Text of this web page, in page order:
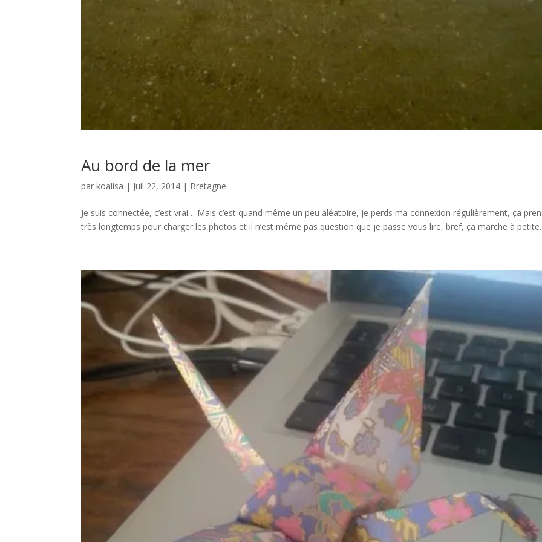
Au bord de la mer
parkoalisa | Juil 22, 2014 | Bretagne
Je suis connectée, c’est vrai… Mais c’est quand même un peu aléatoire, je perds ma connexion régulièrement, ça
très longtemps pour charger les photos et il n’est même pas question que je passe vous lire, bref, ça marche à